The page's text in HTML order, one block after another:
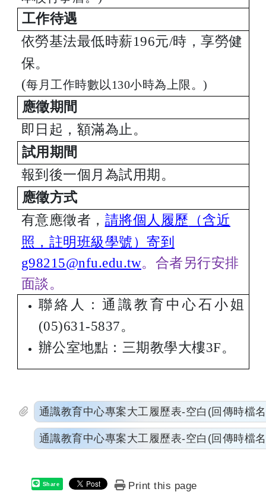
工作待遇
依勞基法最低時薪196元/時， 享勞健
保。
(每月工作時數以130小時為上限。)
應徵期間
即日起，額滿為止。
試用期間
報到後一個月為試用期。
應徵方式
有意應徵者， 請將個人 履歷 （含近
照，註明班級學號） 寄到
g98215@nfu.edu.tw。合者另行安排
面談。
聯絡人：通識教育中心石小姐
(05)631-5837。
辦公室地點：三期教學大樓3F。
通識教育中心專案大工履歷表-空白(回傳時檔
通識教育中心專案大工履歷表-空白(回傳時檔
Share Print this page